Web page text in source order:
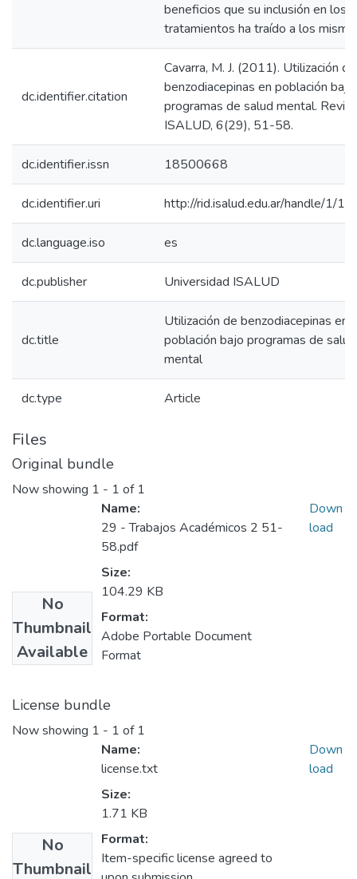
beneficios que su inclusión en los
tratamientos ha traído a los
dc.identifier.citation
Cavarra, M. J. (2011). Utilización de
benzodiacepinas en población bajo
programas de salud mental.
ISALUD, 6(29), 51-58.
dc.identifier.issn 18500668
dc.identifier.uri http://rid.isalud.edu.ar/handle/1/
dc.language.iso es
dc.publisher Universidad ISALUD
dc.title
Utilización de benzodiacepinas en
población bajo programas de salud
mental
dc.type Article
Files
Original bundle
Now showing 1 - 1 of 1
No
Thumbnail
Available
Name:
29 - Trabajos Académicos 2 51-
58.pdf
Size:
104.29 KB
Format:
Adobe Portable Document
Format
Down
load
License bundle
Now showing 1 - 1 of 1
No
Thumbnail
Name:
license.txt
Size:
1.71 KB
Format:
Item-specific license agreed to
Down
load